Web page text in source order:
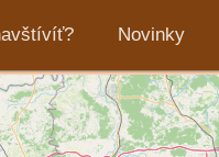
Novinky